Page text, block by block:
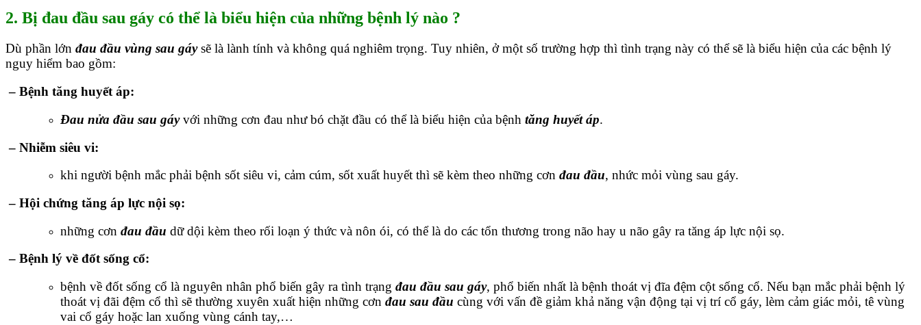
2. Bị đau đầu sau gáy có thể là biểu hiện của những bệnh lý nào ?
Dù phần lớn đau đầu vùng sau gáysẽ là lành tính và không quá nghiêm trọng. Tuy nhiên, ở một số trường hợp thì tình trạng này có thể sẽ là biểu hiện của các bệnh lý
nguy hiểm bao gồm:
– Bệnh tăng huyết áp:
Đau nửa đầu sau gáyvới những cơn đau như bó chặt đầu có thể là biểu hiện của bệnh tăng huyết áp.
– Nhiễm siêu vi:
khi người bệnh mắc phải bệnh sốt siêu vi, cảm cúm, sốt xuất huyết thì sẽ kèm theo những cơn đau đầu, nhức mỏi vùng sau gáy.
– Hội chứng tăng áp lực nội sọ:
những cơn đau đầu dữ dội kèm theo rối loạn ý thức và nôn ói, có thể là do các tổn thương trong não hay u não gây ra tăng áp lực nội sọ.
– Bệnh lý về đốt sống cổ:
bệnh về đốt sống cổ là nguyên nhân phổ biến gây ra tình trạng đau đầu sau gáy, phổ biến nhất là bệnh thoát vị đĩa đệm cột sống cổ. Nếu bạn mắc phải bệnh lý
thoát vị đãi đệm cổ thì sẽ thường xuyên xuất hiện những cơn đau sau đầu cùng với vấn đề giảm khả năng vận động tại vị trí cổ gáy, lèm cảm giác mỏi, tê vùng
vai cổ gáy hoặc lan xuống vùng cánh tay,…